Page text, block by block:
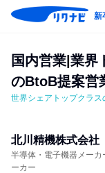
新
国内営業|業界
のBtoB提案営
世界シェアトップクラ
北川精機株式会社
半導体・電子機器メー
ーカー